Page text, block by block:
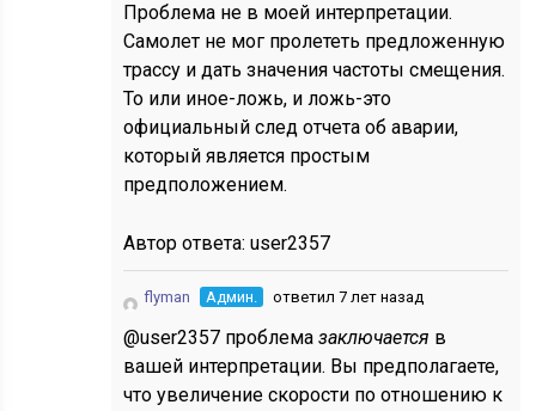
Проблема не в моей интерпретации.
Самолет не мог пролететь предложенную
трассу и дать значения частоты смещения.
То или иное-ложь, и ложь-это
официальный след отчета об аварии,
который является простым
предположением.
Автор ответа:user2357
flyman Админ. ответил 7 лет назад
@user2357 проблемазаключается в
вашей интерпретации. Вы предполагаете,
что увеличение скорости по отношению к